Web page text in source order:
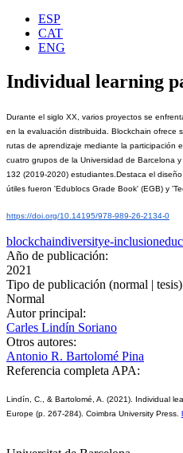
ESP
CAT
ENG
Individual learning
Durante el siglo XX, varios proyectos se
en la evaluación distribuida. Blockchain ofrece
rutas de aprendizaje mediante la participación
cuatro grupos de la Universidad de Barcelona
132 (2019-2020) estudiantes.Destaca el
útiles fueron 'Edublocs Grade Book' (EGB) y
https://doi.org/10.14195/978-989-26-2134-0
blockchaindiversitye-inclusion
Año de publicación:
2021
Tipo de publicación (normal |
Normal
Autor principal:
Carles Lindín Soriano
Otros autores:
Antonio R. Bartolomé Pina
Referencia completa APA:
Lindín, C., & Bartolomé, A. (2021). Individual
Europe (p. 267-284). Coimbra University Press.